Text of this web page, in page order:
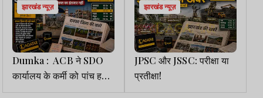
झारखंड न्यूज़
Dumka : ACB ने SDO
कार्यालय के कर्मी को पांच हजार
रिश्वत लेते किया गिरफ्तार
झारखंड न्यूज़
JPSC और JSSC: परीक्षा या
प्रतीक्षा!